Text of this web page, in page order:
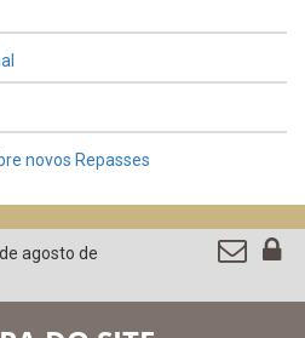
novos Repasses
agosto de